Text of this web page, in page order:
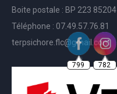
Boite postale : BP 223 85204
Téléphone : 07.49.57.76.81
terpsichore.flc@gmail.com
799 782